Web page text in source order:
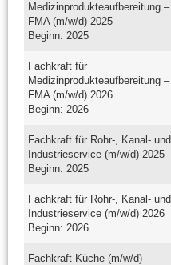
Medizinprodukteaufbereitung –
FMA (m/w/d) 2025
Beginn: 2025
Fachkraft für
Medizinprodukteaufbereitung –
FMA (m/w/d) 2026
Beginn: 2026
Fachkraft für Rohr-, Kanal- und
Industrieservice (m/w/d) 2025
Beginn: 2025
Fachkraft für Rohr-, Kanal- und
Industrieservice (m/w/d) 2026
Beginn: 2026
Fachkraft Küche (m/w/d)